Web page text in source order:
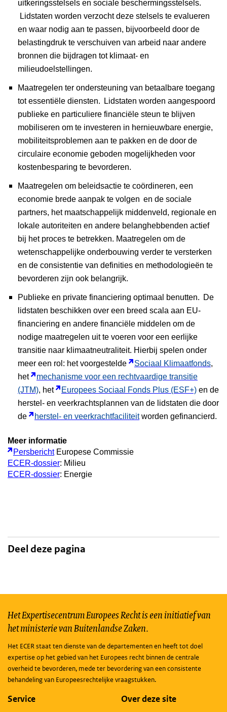
uitkeringsstelsels en sociale beschermingsstelsels.
Lidstaten worden verzocht deze stelsels te evalueren
en waar nodig aan te passen, bijvoorbeeld door de
belastingdruk te verschuiven van arbeid naar andere
bronnen die bijdragen tot klimaat- en
milieudoelstellingen.
Maatregelen ter ondersteuning van betaalbare toegang
tot essentiële diensten.
Lidstaten worden aangespoord
publieke en particuliere financiële steun te blijven
mobiliseren om te investeren in hernieuwbare energie,
mobiliteitsproblemen aan te pakken en de door de
circulaire economie geboden mogelijkheden voor
kostenbesparing te bevorderen.
Maatregelen om beleidsactie te coördineren, een
economie brede aanpak te volgen en de sociale
partners, het maatschappelijk middenveld, regionale en
lokale autoriteiten en andere belanghebbenden actief
bij het proces te betrekken. Maatregelen om de
wetenschappelijke onderbouwing verder te versterken
en de consistentie van definities en methodologieën te
bevorderen zijn ook belangrijk.
Publieke en private financiering optimaal benutten. De
lidstaten beschikken over een breed scala aan EU-
financiering en andere financiële middelen om de
nodige maatregelen uit te voeren voor een eerlijke
transitie naar klimaatneutraliteit. Hierbij spelen onder
meer een rol: het voorgestelde
Sociaal Klimaatfonds,
het
mechanisme voor een rechtvaardige transitie
(JTM), het Europees Sociaal Fonds Plus (ESF+) en de
herstel- en veerkrachtsplannen van de lidstaten die door
de
herstel- en veerkrachtfaciliteitworden gefinancierd.
Meer informatie
PersberichtEuropese Commissie
ECER-dossier: Milieu
ECER-dossier: Energie
Deel deze pagina
Het Expertisecentrum Europees Recht is een initiatief van
het ministerie van Buitenlandse Zaken.
Het ECER staat ten dienste van de departementen en heeft tot doel
expertise op het gebied van het Europees recht binnen de centrale
overheid te bevorderen, mede ter bevordering van een consistente
behandeling van Europeesrechtelijke vraagstukken.
Service Over deze site